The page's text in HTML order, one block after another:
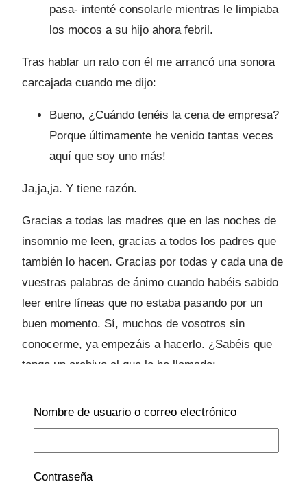
pasa- intenté consolarle mientras le limpiaba
los mocos a su hijo ahora febril.
Tras hablar un rato con él me arrancó una sonora
carcajada cuando me dijo:
Bueno, ¿Cuándo tenéis la cena de empresa?
Porque últimamente he venido tantas veces
aquí que soy uno más!
Ja,ja,ja. Y tiene razón.
Gracias a todas las madres que en las noches de
insomnio me leen, gracias a todos los padres que
también lo hacen. Gracias por todas y cada una de
vuestras palabras de ánimo cuando habéis sabido
leer entre líneas que no estaba pasando por un
buen momento. Sí, muchos de vosotros sin
conocerme, ya empezáis a hacerlo. ¿Sabéis que
tengo un archivo al que le he llamado:
comentarios que han llegado ahí, al estómago
con un cosquilleo, al corazón con un ritmo
Nombre de usuario o correo electrónico
Contraseña